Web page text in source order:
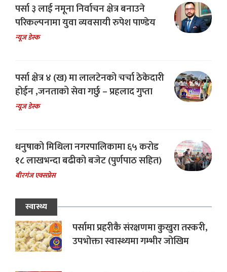
पर्सा ३ लाई नमूना निर्वाचन क्षेत्र बनाउने
परिकल्पनामा युवा व्यवसायी रुपेश पाण्डेय
न्यूज डेस्क
पर्सा क्षेत्र ४ (ख) मा लालटेनको चर्चा ठेकेदारी
होईन ,जनताको सेवा गर्छु – प्रहलाद गुप्ता
न्यूज डेस्क
धनुषाको मिथिला नगरपालिकामा ६५ करोड
१८ लाखभन्दा बढीको बजेट (पुर्णपाठ सहित)
बीरगंज एक्सप्रेस
स्वास्थ्य
पर्सामा प्रहरीकै संरक्षणमा कुखुरा तस्करी,
उपभोक्ता स्वास्थ्यमा गम्भीर जोखिम